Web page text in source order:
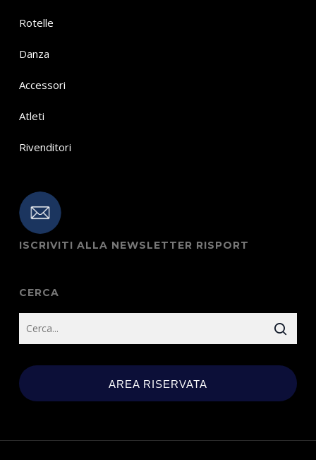
Rotelle
Danza
Accessori
Atleti
Rivenditori
ISCRIVITI ALLA NEWSLETTER RISPORT
CERCA
AREA RISERVATA